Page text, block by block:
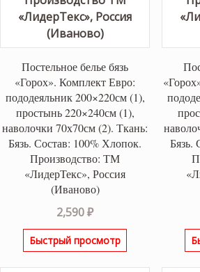
Постельное белье бязь
«Горох». Комплект Евро:
пододеяльник 200×220см (1),
простынь 220×240см (1),
наволочки 70х70см (2). Ткань:
Бязь. Состав: 100% Хлопок.
Производство: ТМ
«ЛидерТекс», Россия
(Иваново)
2,590₽
Быстрый просмотр
Бязь.